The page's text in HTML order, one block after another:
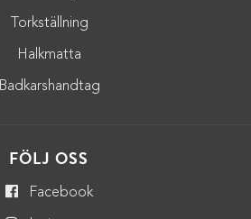
Torkställning
Halkmatta
Badkarshandtag
FÖLJ OSS
Facebook